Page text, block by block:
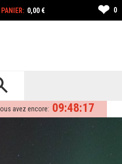
0,00 € ❤ 0
09:48:16
avez encore: